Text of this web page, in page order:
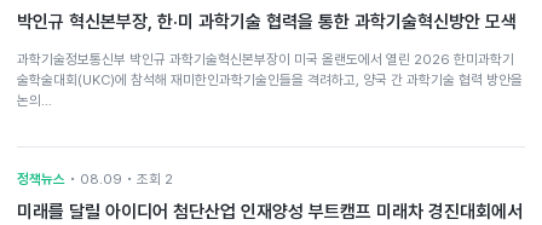
박인규 혁신본부장, 한·미 과학기술 협력을 통한 과학기술혁신방안 모색
과학기술정보통신부 박인규 과학기술혁신본부장이 미국 올랜도에서 열린 2026 한미과학기
술학술대회(UKC)에 참석해 재미한인과학기술인들을 격려하고, 양국 간 과학기술 협력 방안을
논의…
정책뉴스 • 08.09 • 조회 2
미래를 달릴 아이디어 첨단산업 인재양성 부트캠프 미래차 경진대회에서